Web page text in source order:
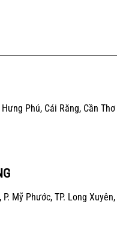
Phú, Cái Răng, Cần Thơ
Mỹ Phước, TP. Long Xuyên,